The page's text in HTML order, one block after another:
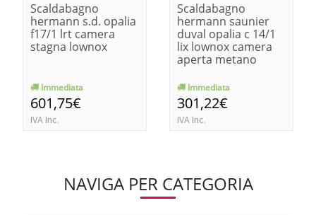
Scaldabagno
hermann s.d. opalia
f17/1 lrt camera
stagna lownox
Immediata
601,75€
IVA Inc.
Scaldabagno
hermann saunier
duval opalia c 14/1
lix lownox camera
aperta metano
Immediata
301,22€
IVA Inc.
NAVIGA PER CATEGORIA